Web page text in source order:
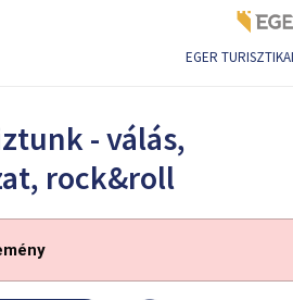
EGER
- válás,
rock&roll